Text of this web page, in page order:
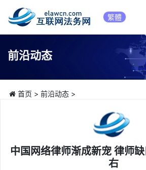
繁體
前沿动态
首页 > 前沿动态>
中国网络律师渐成新宠 律师
右